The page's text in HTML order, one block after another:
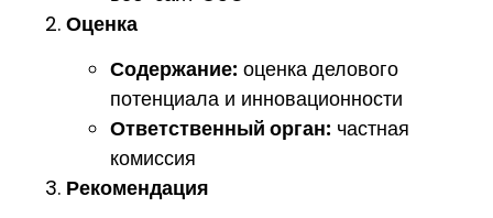
Оценка
Содержание: оценка делового
потенциала и инновационности
Ответственный орган: частная
комиссия
Рекомендация